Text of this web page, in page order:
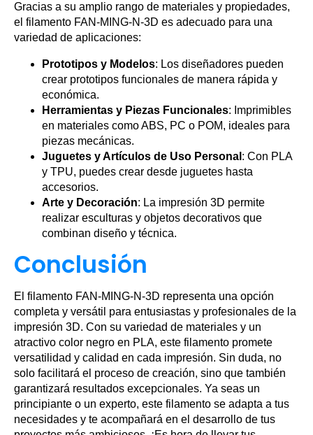
Gracias a su amplio rango de materiales y propiedades,
el filamento FAN-MING-N-3D es adecuado para una
variedad de aplicaciones:
Prototipos y Modelos: Los diseñadores pueden
crear prototipos funcionales de manera rápida y
económica.
Herramientas y Piezas Funcionales: Imprimibles
en materiales como ABS, PC o POM, ideales para
piezas mecánicas.
Juguetes y Artículos de Uso Personal : Con PLA
y TPU, puedes crear desde juguetes hasta
accesorios.
Arte y Decoración: La impresión 3D permite
realizar esculturas y objetos decorativos que
combinan diseño y técnica.
Conclusión
El filamento FAN-MING-N-3D representa una opción
completa y versátil para entusiastas y profesionales de la
impresión 3D. Con su variedad de materiales y un
atractivo color negro en PLA, este filamento promete
versatilidad y calidad en cada impresión. Sin duda, no
solo facilitará el proceso de creación, sino que también
garantizará resultados excepcionales. Ya seas un
principiante o un experto, este filamento se adapta a tus
necesidades y te acompañará en el desarrollo de tus